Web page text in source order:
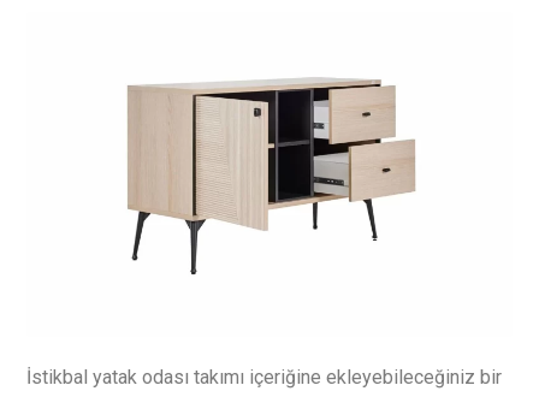
İstikbal yatak odası takımı içeriğine ekleyebileceğiniz bir